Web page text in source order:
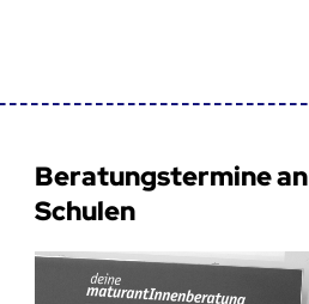
Beratungstermine an
Schulen